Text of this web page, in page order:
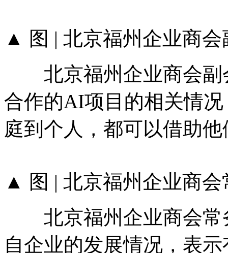
▲ 图 | 北京福州企业商
北京福州企业商会副
合作的AI项目的相关情
庭到个人，都可以借助
▲ 图 | 北京福州企业商
北京福州企业商会常
自企业的发展情况，表